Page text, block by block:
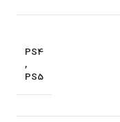
PS4
,
PS5